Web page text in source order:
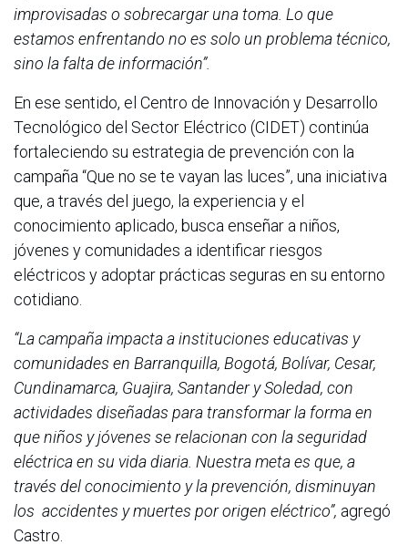
improvisadas o sobrecargar una toma. Lo que
estamos enfrentando no es solo un problema técnico,
sino la falta de información”.
En ese sentido, el Centro de Innovación y Desarrollo
Tecnológico del Sector Eléctrico (CIDET) continúa
fortaleciendo su estrategia de prevención con la
campaña “Que no se te vayan las luces”, una iniciativa
que, a través del juego, la experiencia y el
conocimiento aplicado, busca enseñar a niños,
jóvenes y comunidades a identificar riesgos
eléctricos y adoptar prácticas seguras en su entorno
cotidiano.
“La campaña impacta a instituciones educativas y
comunidades en Barranquilla, Bogotá, Bolívar, Cesar,
Cundinamarca, Guajira, Santander y Soledad, con
actividades diseñadas para transformar la forma en
que niños y jóvenes se relacionan con la seguridad
eléctrica en su vida diaria. Nuestra meta es que, a
través del conocimiento y la prevención, disminuyan
los accidentes y muertes por origen eléctrico”, agregó
Castro.